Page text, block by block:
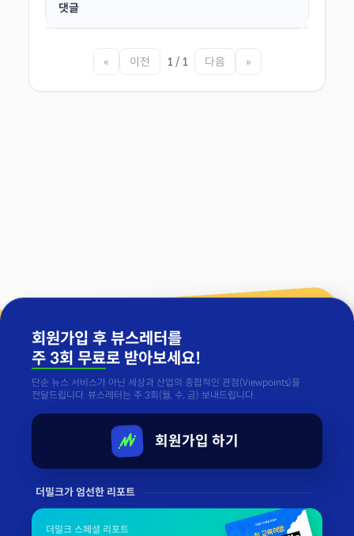
댓글
« 이전 1 / 1 다음 »
회원가입 후 뷰스레터를
주 3회 무료로 받아보세요!
단순 뉴스 서비스가 아닌 세상과 산업의 종합적인 관점(Viewpoints)을
전달드립니다. 뷰스레터는 주 3회(월, 수, 금) 보내드립니다.
회원가입 하기
더밀크가 엄선한 리포트
더밀크 스페셜 리포트